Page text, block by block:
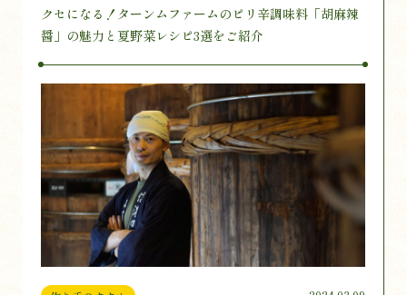
クセになる！ターンムファームのピリ辛調味料「胡麻辣
醤」の魅力と夏野菜レシピ3選をご紹介